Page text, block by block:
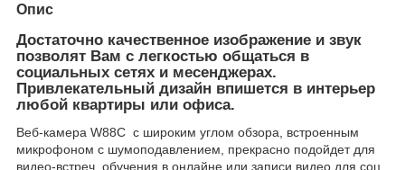
Опис
Достаточно качественное изображение и звук
позволят Вам с легкостью общаться в
социальных сетях и месенджерах.
Привлекательный дизайн впишется в интерьер
любой квартиры или офиса.
Веб-камера W88C с широким углом обзора, встроенным
микрофоном с шумоподавлением, прекрасно подойдет для
видео-встреч, обучения в онлайне или записи видео для соц.